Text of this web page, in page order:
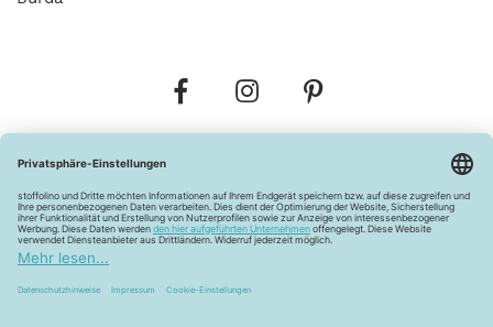
Widerrufsbelehrung Vertrag widerrufen
Barrierefreiheitserklärung